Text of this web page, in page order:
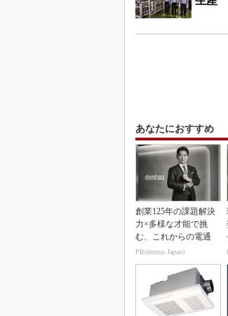
あなたにおすすめ
創業125年の課題解決
力×多様な才能で挑
む、これからの電通
PR(dentsu Japan)